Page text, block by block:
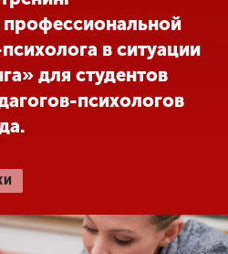
в ситуации
для студентов
психологов